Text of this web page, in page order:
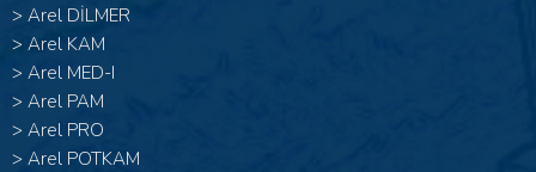
> Arel DİLMER
> Arel KAM
> Arel MED-I
> Arel PAM
> Arel PRO
> Arel POTKAM